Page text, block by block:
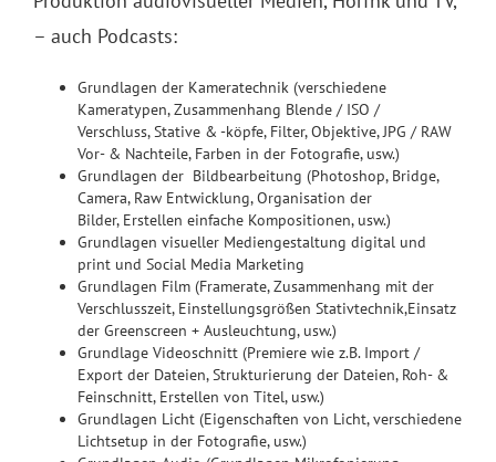
– auch Podcasts:
Grundlagen der Kameratechnik (verschiedene
Kameratypen, Zusammenhang Blende / ISO /
Verschluss, Stative & -köpfe, Filter, Objektive, JPG / RAW
Vor- & Nachteile, Farben in der Fotografie, usw.)
Grundlagen der Bildbearbeitung (Photoshop, Bridge,
Camera, Raw Entwicklung, Organisation der
Bilder, Erstellen einfache Kompositionen, usw.)
Grundlagen visueller Mediengestaltung digital und
print und Social Media Marketing
Grundlagen Film (Framerate, Zusammenhang mit der
Verschlusszeit, Einstellungsgrößen Stativtechnik,Einsatz
der Greenscreen + Ausleuchtung, usw.)
Grundlage Videoschnitt (Premiere wie z.B. Import /
Export der Dateien, Strukturierung der Dateien, Roh- &
Feinschnitt, Erstellen von Titel, usw.)
Grundlagen Licht (Eigenschaften von Licht, verschiedene
Lichtsetup in der Fotografie, usw.)